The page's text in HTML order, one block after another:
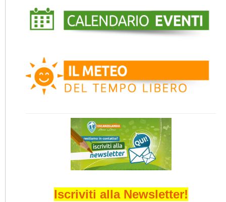
Iscriviti alla Newsletter!